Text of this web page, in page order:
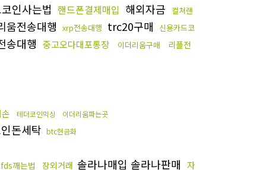
인사는법 핸드폰결제매입 해외자금 컬쳐랜
움전송대행 xrp전송대행 trc20구매 신용카드코
송대행 중고오다대포통장 이더리움구매 리플전
테더코인믹싱 이더리움파는곳
돈세탁 btc현금화
깨는법 장외거래 솔라나매입 솔라나판매 자